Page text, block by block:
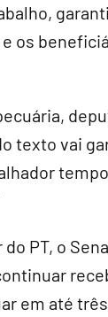
os
texto vai
PT, o
em até